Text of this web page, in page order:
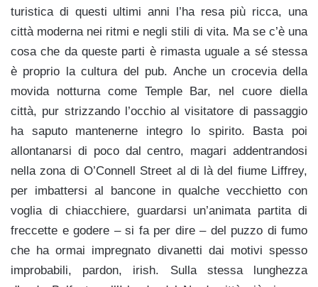
turistica di questi ultimi anni l’ha resa più ricca, una
città moderna nei ritmi e negli stili di vita. Ma se c’è una
cosa che da queste parti è rimasta uguale a sé stessa
è proprio la cultura del pub. Anche un crocevia della
movida notturna come Temple Bar, nel cuore diella
città, pur strizzando l’occhio al visitatore di passaggio
ha saputo mantenerne integro lo spirito. Basta poi
allontanarsi di poco dal centro, magari addentrandosi
nella zona di O’Connell Street al di là del fiume Liffrey,
per imbattersi al bancone in qualche vecchietto con
voglia di chiacchiere, guardarsi un’animata partita di
freccette e godere – si fa per dire – del puzzo di fumo
che ha ormai impregnato divanetti dai motivi spesso
improbabili, pardon, irish. Sulla stessa lunghezza